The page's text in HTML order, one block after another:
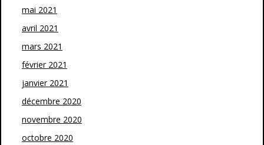
mai 2021
avril 2021
mars 2021
février 2021
janvier 2021
décembre 2020
novembre 2020
octobre 2020